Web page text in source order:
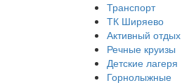
Транспорт
ТК Ширяево
Активный отдых
Речные круизы
Детские лагеря
Горнолыжные